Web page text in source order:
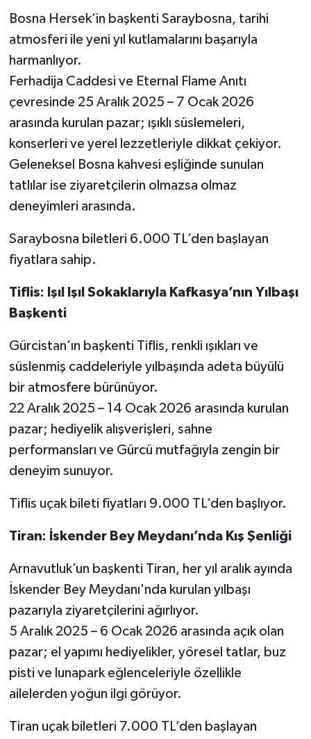
Bosna Hersek’in başkenti Saraybosna, tarihi
atmosferi ile yeni yıl kutlamalarını başarıyla
harmanlıyor.
Ferhadija Caddesi ve Eternal Flame Anıtı
çevresinde 25 Aralık 2025 – 7 Ocak 2026
arasında kurulan pazar; ışıklı süslemeleri,
konserleri ve yerel lezzetleriyle dikkat çekiyor.
Geleneksel Bosna kahvesi eşliğinde sunulan
tatlılar ise ziyaretçilerin olmazsa olmaz
deneyimleri arasında.
Saraybosna biletleri 6.000 TL’den başlayan
fiyatlara sahip.
Tiflis: Işıl Işıl Sokaklarıyla Kafkasya’nın Yılbaşı
Başkenti
Gürcistan’ın başkenti Tiflis, renkli ışıkları ve
süslenmiş caddeleriyle yılbaşında adeta büyülü
bir atmosfere bürünüyor.
22 Aralık 2025 – 14 Ocak 2026 arasında kurulan
pazar; hediyelik alışverişleri, sahne
performansları ve Gürcü mutfağıyla zengin bir
deneyim sunuyor.
Tiflis uçak bileti fiyatları 9.000 TL’den başlıyor.
Tiran: İskender Bey Meydanı’nda Kış Şenliği
Arnavutluk’un başkenti Tiran, her yıl aralık ayında
İskender Bey Meydanı'nda kurulan yılbaşı
pazarıyla ziyaretçilerini ağırlıyor.
5 Aralık 2025 – 6 Ocak 2026 arasında açık olan
pazar; el yapımı hediyelikler, yöresel tatlar, buz
pisti ve lunapark eğlenceleriyle özellikle
ailelerden yoğun ilgi görüyor.
Tiran uçak biletleri 7.000 TL’den başlayan